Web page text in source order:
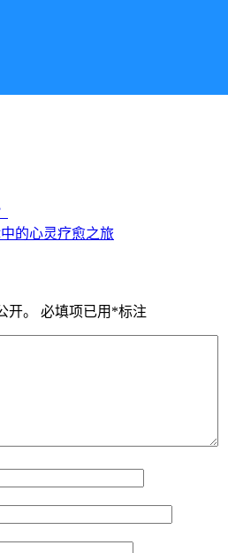
的心灵疗愈之旅
。 必填项已用 *标注